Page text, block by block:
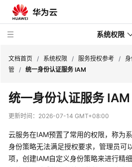
系统权限
务
授
参
考
文档首页 / 系统权限 / 服务授权参考 /
管 / 统一身份认证服务 IAM
统一身份认证服务 IAM
更新时间： 2026-07-14 GMT+08:00
云服务在IAM预置了常用的权限，称为
身份策略无法满足授权要求，管理员可
项，创建IAM自定义身份策略来进行精